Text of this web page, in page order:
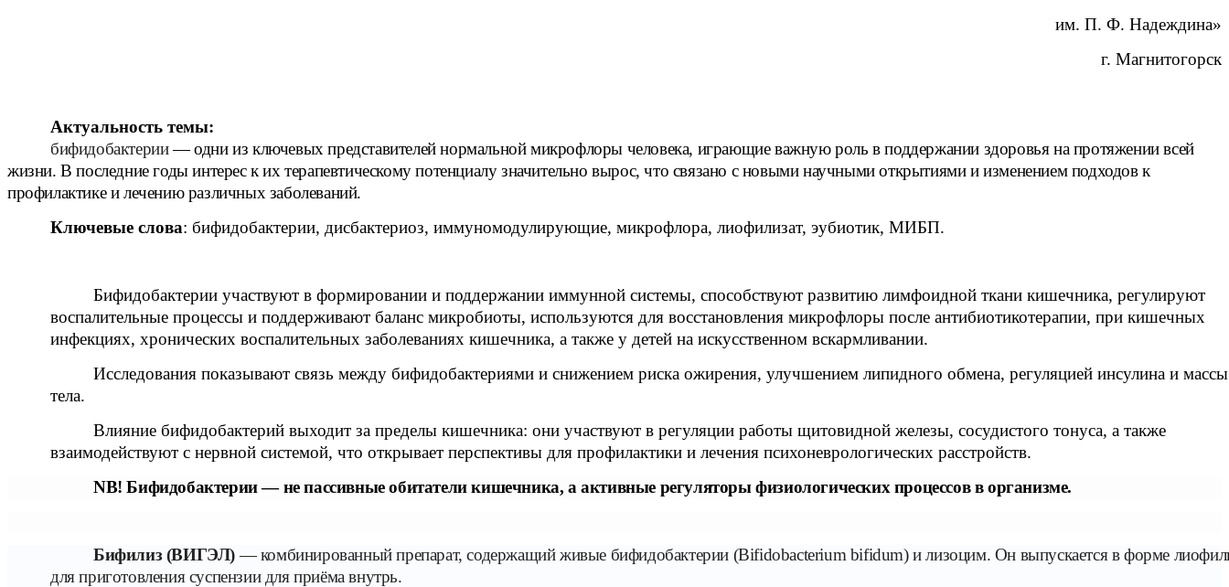
им. П. Ф. Надеждина»
г. Магнитогорск
Актуальность темы:
бифидобактерии— одни из ключевых представителей нормальной микрофлоры человека, играющие важную роль в поддержании здоровья на протяжении всей
жизни. В последние годы интерес к их терапевтическому потенциалу значительно вырос, что связано с новыми научными открытиями и изменением подходов к
профилактике и лечению различных заболеваний.
Ключевые слова: бифидобактерии, дисбактериоз, иммуномодулирующие, микрофлора, лиофилизат, эубиотик, МИБП.
Бифидобактерии участвуют в формировании и поддержании иммунной системы, способствуют развитию лимфоидной ткани кишечника, регулируют
воспалительные процессы и поддерживают баланс микробиоты, используются для восстановления микрофлоры после антибиотикотерапии, при кишечных
инфекциях, хронических воспалительных заболеваниях кишечника, а также у детей на искусственном вскармливании.
Исследования показывают связь между бифидобактериями и снижением риска ожирения, улучшением липидного обмена, регуляцией инсулина и массы
тела.
Влияние бифидобактерий выходит за пределы кишечника: они участвуют в регуляции работы щитовидной железы, сосудистого тонуса, а также
взаимодействуют с нервной системой, что открывает перспективы для профилактики и лечения психоневрологических расстройств.
NB! Бифидобактерии — не пассивные обитатели кишечника, а активные регуляторы физиологических процессов в организме.
Бифилиз (ВИГЭЛ)— комбинированный препарат, содержащий живые бифидобактерии (Bifidobacterium bifidum) и лизоцим. Он выпускается в форме
для приготовления суспензии для приёма внутрь.